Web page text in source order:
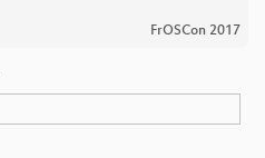
FrOSCon 2017